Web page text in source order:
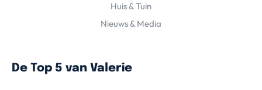
Huis & Tuin
Nieuws & Media
De Top 5 van Valerie